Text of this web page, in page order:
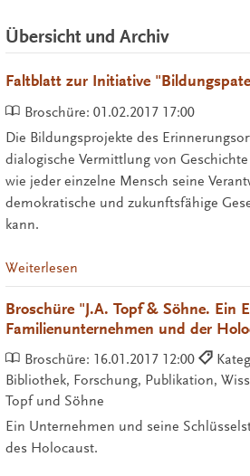
Übersicht und Archiv
Faltblatt zur Initiative
Broschüre: 01.02.2017 17:00
Die Bildungsprojekte des
dialogische Vermittlung von
wie jeder einzelne Mensch seine
demokratische und zukunftsfähige
kann.
Weiterlesen
Broschüre "J.A. Topf & Söhne. Ein
Familienunternehmen und der
Broschüre: 16.01.2017 12:00
Bibliothek, Forschung, Publikation,
Topf und Söhne
Ein Unternehmen und seine
des Holocaust.